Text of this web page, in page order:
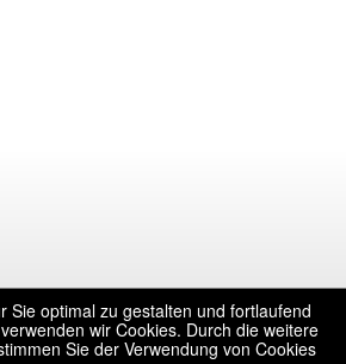
Sie optimal zu gestalten und fortlaufend
wir Cookies. Durch die weitere
Sie der Verwendung von Cookies